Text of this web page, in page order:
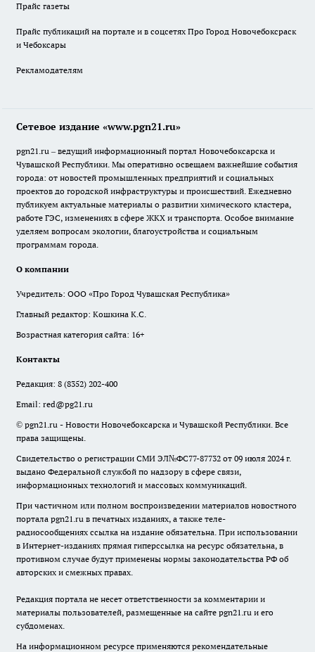
Прайс газеты
Прайс публикаций на портале и в соцсетях Про Город Новочебоксраск
и Чебоксары
Рекламодателям
Сетевое издание «www.pgn21.ru»
pgn21.ru – ведущий информационный портал Новочебоксарска и
Чувашской Республики. Мы оперативно освещаем важнейшие события
города: от новостей промышленных предприятий и социальных
проектов до городской инфраструктуры и происшествий. Ежедневно
публикуем актуальные материалы о развитии химического кластера,
работе ГЭС, изменениях в сфере ЖКХ и транспорта. Особое внимание
уделяем вопросам экологии, благоустройства и социальным
программам города.
О компании
Учредитель: ООО «Про Город Чувашская Республика»
Главный редактор: Кошкина К.С.
Возрастная категория сайта: 16+
Контакты
Редакция: 8 (8352) 202-400
Email: red@pg21.ru
© pgn21.ru - Новости Новочебоксарска и Чувашской Республики. Все
права защищены.
Свидетельство о регистрации СМИ ЭЛ№ФС77-87732 от 09 июля 2024 г.
выдано Федеральной службой по надзору в сфере связи,
информационных технологий и массовых коммуникаций.
При частичном или полном воспроизведении материалов новостного
портала pgn21.ru в печатных изданиях, а также теле-
радиосообщениях ссылка на издание обязательна. При использовании
в Интернет-изданиях прямая гиперссылка на ресурс обязательна, в
противном случае будут применены нормы законодательства РФ об
авторских и смежных правах.
Редакция портала не несет ответственности за комментарии и
материалы пользователей, размещенные на сайте pgn21.ru и его
субдоменах.
На информационном ресурсе применяются рекомендательные